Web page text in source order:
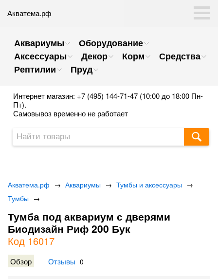
Акватема.рф
Аквариумы
Оборудование
Аксессуары
Декор Корм
Средства
Рептилии
Пруд
Интернет магазин: +7 (495) 144-71-47 (10:00 до 18:00 Пн-
Пт).
Самовывоз временно не работает
Акватема.рф → Аквариумы → Тумбы и аксессуары →
Тумбы →
Тумба под аквариум с дверями
Биодизайн Риф 200 Бук
Код 16017
Обзор Отзывы 0